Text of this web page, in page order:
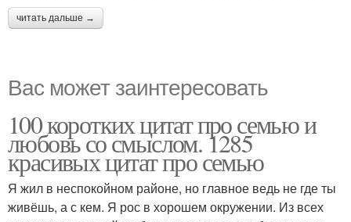
читать дальше →
Вас может заинтересовать
100 коротких цитат про семью и
любовь со смыслом. 1285
красивых цитат про семью
Я жил в неспокойном районе, но главное ведь не где ты
живёшь, а с кем. Я рос в хорошем окружении. Из всех